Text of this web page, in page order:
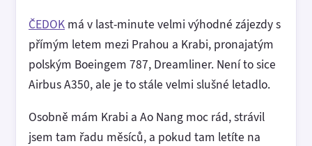
ČEDOK má v last-minute velmi výhodné zájezdy s
přímým letem mezi Prahou a Krabi, pronajatým
polským Boeingem 787, Dreamliner. Není to sice
Airbus A350, ale je to stále velmi slušné letadlo.
Osobně mám Krabi a Ao Nang moc rád, strávil
jsem tam řadu měsíců, a pokud tam letíte na